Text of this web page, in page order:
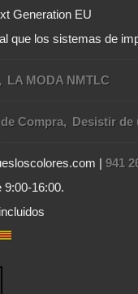
Generation EU
que los sistemas de
LA MODA NMTLC
Compra Desistir de
|941
9:00-16:00.